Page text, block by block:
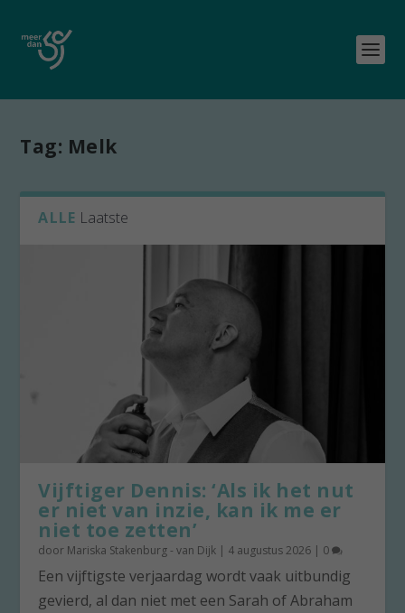
Tag: Melk
ALLE Laatste
Vijftiger Dennis: ‘Als ik het nut
er niet van inzie, kan ik me er
niet toe zetten’
door Mariska Stakenburg - van Dijk | 4 augustus 2026 | 0
Een vijftigste verjaardag wordt vaak uitbundig
gevierd, al dan niet met een Sarah of Abraham